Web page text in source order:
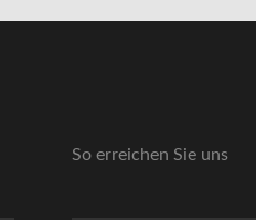
So erreichen Sie uns